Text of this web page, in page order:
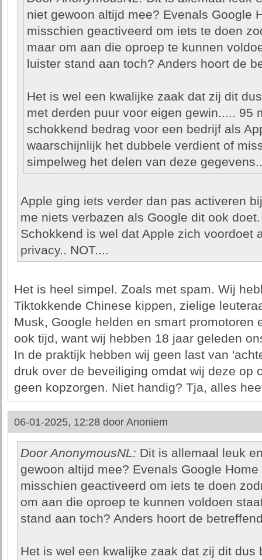
niet gewoon altijd mee? Evenals Google
misschien geactiveerd om iets te doen
maar om aan die oproep te kunnen
luister stand aan toch? Anders hoort de
Het is wel een kwalijke zaak dat zij dit
met derden puur voor eigen gewin..... 95
schokkend bedrag voor een bedrijf als
waarschijnlijk het dubbele verdient of
simpelweg het delen van deze
Apple ging iets verder dan pas activeren
me niets verbazen als Google dit ook doet.
Schokkend is wel dat Apple zich voordoet
privacy.. NOT....
Het is heel simpel. Zoals met spam. Wij
Tiktokkende Chinese kippen, zielige
Musk, Google helden en smart promotoren
ook tijd, want wij hebben 18 jaar geleden
In de praktijk hebben wij geen last van
druk over de beveiliging omdat wij deze op
geen kopzorgen. Niet handig? Tja, alles
06-01-2025, 12:28 door Anoniem
Door AnonymousNL: Dit is allemaal leuk
gewoon altijd mee? Evenals Google
misschien geactiveerd om iets te doen
om aan die oproep te kunnen voldoen
stand aan toch? Anders hoort de
Het is wel een kwalijke zaak dat zij dit dus